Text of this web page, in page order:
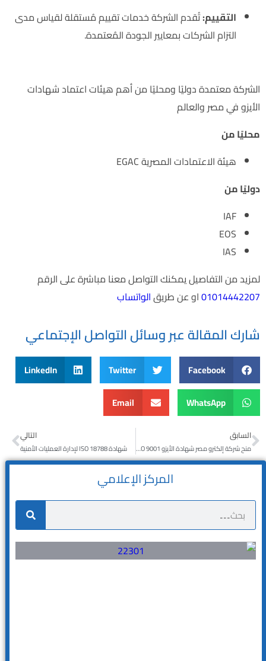
التقييم:تُقدم الشركة خدمات تقييم مُستقلة لقياس مدى
التزام الشركات بمعايير الجودة المُعتمدة.
الشركة معتمدة دوليًا ومحليًا من أهم هيئات اعتماد شهادات
الأيزو في مصر والعالم
محليًا من
هيئة الاعتمادات المصرية EGAC
دوليًا من
IAF
EOS
IAS
لمزيد من التفاصيل يمكنك التواصل معنا مباشرة على الرقم
01014442207او عن طريقالواتساب
شارك المقالة عبر وسائل التواصل الإجتماعي
Facebook
Twitter
LinkedIn
WhatsApp
Email
السابق
منح شركة إلكترو مصر شهادة الأيزو ISO 9001
التالي
شهادة ISO 18788 لإدارة العمليات الأمنية
المركز الإعلامي